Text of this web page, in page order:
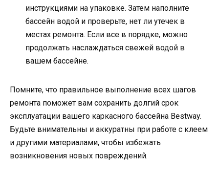
инструкциями на упаковке. Затем наполните
бассейн водой и проверьте, нет ли утечек в
местах ремонта. Если все в порядке, можно
продолжать наслаждаться свежей водой в
вашем бассейне.
Помните, что правильное выполнение всех шагов
ремонта поможет вам сохранить долгий срок
эксплуатации вашего каркасного бассейна Bestway.
Будьте внимательны и аккуратны при работе с клеем
и другими материалами, чтобы избежать
возникновения новых повреждений.